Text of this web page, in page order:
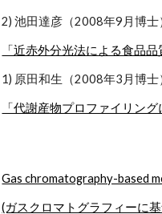
2) 池田達彦（2008年9月博士
「近赤外分光法による食品品
1) 原田和生（2008年3月博士
「代謝産物プロファイリン
Gas chromatography-based
(ガスクロマトグラフィーに